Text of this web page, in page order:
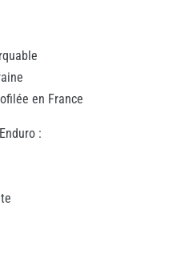
en France
: